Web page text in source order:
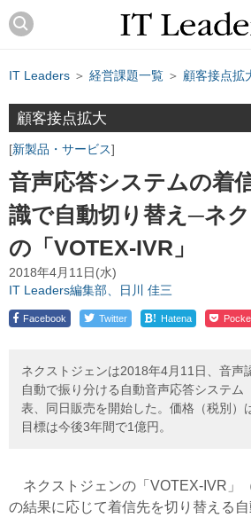
IT Leaders ＞ 経営課題一覧 ＞ 顧客接点拡
顧客接点拡大
新製品・サービス
音声応答システムの着
識で自動切り替え─ネ
の「VOTEX-IVR」
2018年4月11日(水)
IT Leaders編集部、日川 佳三
Facebook Twitter ! Hatena
ネクストジェンは2018年4月11日、音声
自動で振り分ける自動音声応答システム
表、同日販売を開始した。価格（税別）
目標は今後3年間で1億円。
ネクストジェンの「VOTEX-IVR」
の結果に応じて着信先を切り替える